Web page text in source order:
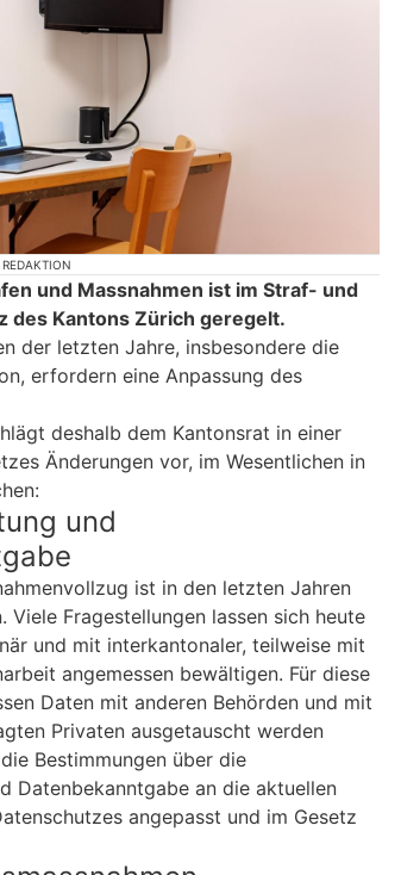
und Massnahmen ist im Straf- und
des Kantons Zürich geregelt.
der letzten Jahre, insbesondere die
erfordern eine Anpassung des
deshalb dem Kantonsrat in einer
Änderungen vor, im Wesentlichen in
und
ist in den letzten Jahren
Viele Fragestellungen lassen sich heute
und mit interkantonaler, teilweise mit
angemessen bewältigen. Für diese
Daten mit anderen Behörden und mit
Privaten ausgetauscht werden
Bestimmungen über die
Datenbekanntgabe an die aktuellen
angepasst und im Gesetz